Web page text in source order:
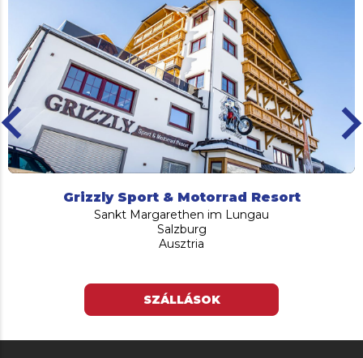
Grizzly Sport & Motorrad Resort
Sankt Margarethen im Lungau
Salzburg
Ausztria
SZÁLLÁSOK